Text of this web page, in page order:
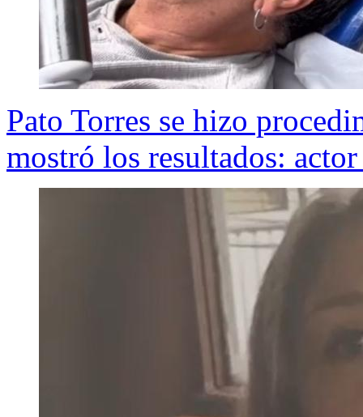
Pato Torres se hizo
mostró los resultados: